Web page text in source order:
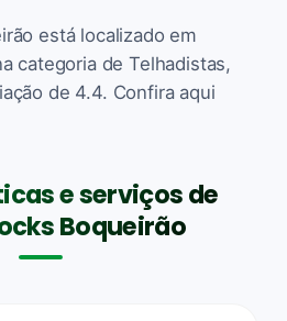
está localizado em
categoria de Telhadistas,
de 4.4. Confira aqui
e serviços de
Boqueirão